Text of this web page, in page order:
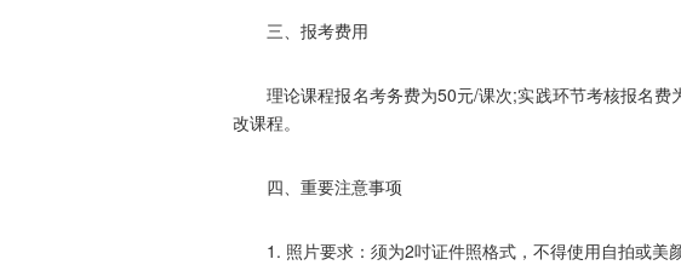
三、报考费用
理论课程报名考务费为50元/课次;实践环节考核报名费
改课程。
四、重要注意事项
1. 照片要求：须为2吋证件照格式，不得使用自拍或美颜